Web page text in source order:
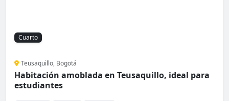
Cuarto
Teusaquillo, Bogotá
Habitación amoblada en Teusaquillo, ideal para
estudiantes